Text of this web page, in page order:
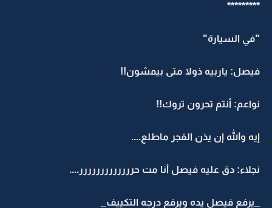
*********
"في السيارة"
فيصل: ياربيه ذولا متى بيمشون!!
نواعم: أنتم تحرون تروك!!
إيه والله إن يذن الفجر ماطلع....
نجلاء: دق عليه فيصل أنا مت حررررررررررررر....
_يرفع فيصل يده ويرفع درجه التكييف_